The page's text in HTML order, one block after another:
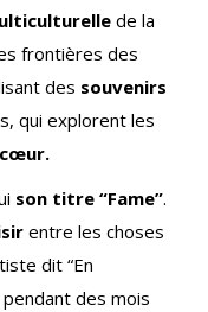
de la
frontières des
des souvenirs
qui explorent les
cœur.
son titre “Fame”.
entre les choses
dit “En
pendant des mois